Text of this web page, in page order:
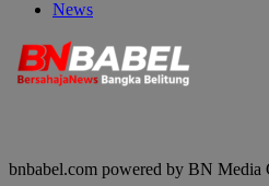
News
bnbabel.com powered by BN Media